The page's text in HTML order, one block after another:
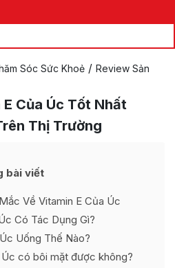
Sóc Sức Khoẻ / Review Sản
Của Úc Tốt Nhất
Thị Trường
bài viết
Về Vitamin E Của Úc
Có Tác Dụng Gì?
Uống Thế Nào?
Úc có bôi mặt được không?